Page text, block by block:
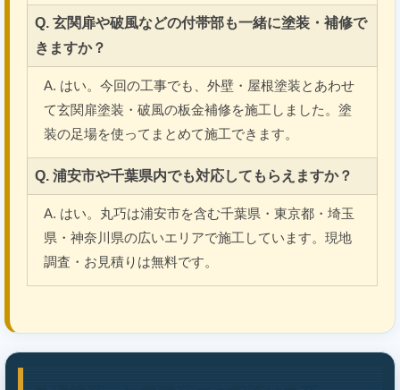
Q. 玄関扉や破風などの付帯部も一緒に塗装・補修で
きますか？
A. はい。今回の工事でも、外壁・屋根塗装とあわせ
て玄関扉塗装・破風の板金補修を施工しました。塗
装の足場を使ってまとめて施工できます。
Q. 浦安市や千葉県内でも対応してもらえますか？
A. はい。丸巧は浦安市を含む千葉県・東京都・埼玉
県・神奈川県の広いエリアで施工しています。現地
調査・お見積りは無料です。